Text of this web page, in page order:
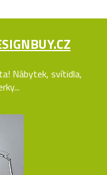
Nábytek, svítidla,